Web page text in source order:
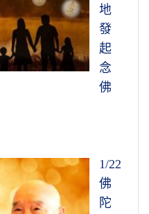
地
發
起
念
佛
1/22
佛
陀